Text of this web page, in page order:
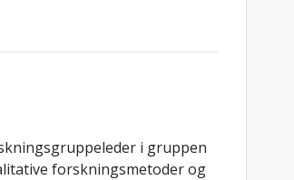
i gruppen
forskningsmetoder og